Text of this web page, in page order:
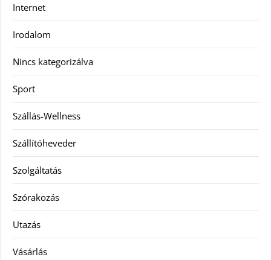
Internet
Irodalom
Nincs kategorizálva
Sport
Szállás-Wellness
Szállítóheveder
Szolgáltatás
Szórakozás
Utazás
Vásárlás